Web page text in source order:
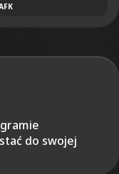
do swojej